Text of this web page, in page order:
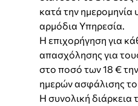
κατά την ημερομηνία
αρμόδια Υπηρεσία.
Η επιχορήγηση για
απασχόλησης για
στο ποσό των 18 €
ημερών ασφάλισης
Η συνολική διάρκεια